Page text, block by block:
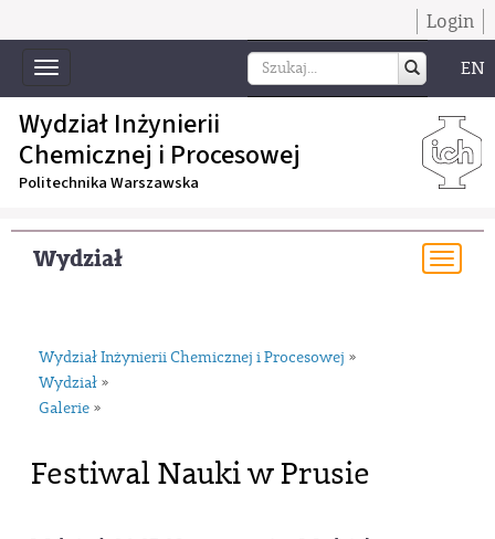
Login
Toggle
navigation
EN
Wydział Inżynierii
Chemicznej i Procesowej
Politechnika Warszawska
Wydział
Wydział Inżynierii Chemicznej i Procesowej »
Wydział »
Galerie »
Festiwal Nauki w Prusie